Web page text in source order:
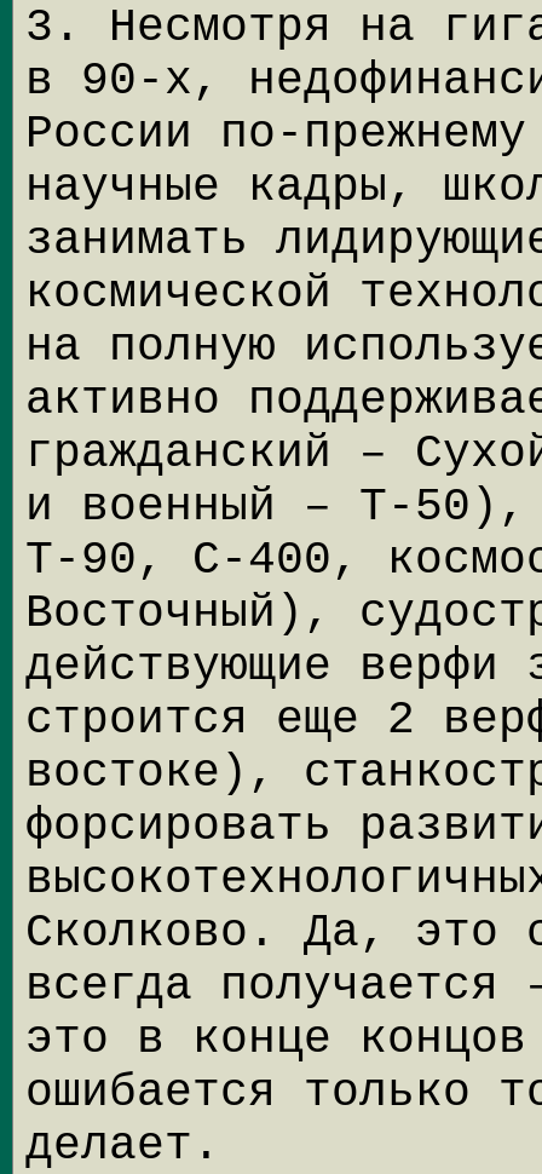
3. Несмотря на
в 90-х,
России по-
научные кадры,
занимать
космической
на полную
активно
гражданский –
и военный – Т-
Т-90, С-400,
Восточный),
действующие верфи
строится еще 2
востоке),
форсировать
Сколково. Да, это
всегда
это в конце
ошибается только
делает.